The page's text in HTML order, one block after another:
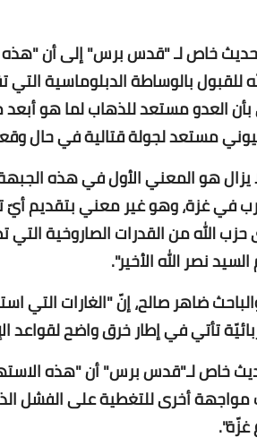
خاص لـ "قدس برس" إلى أن "هذه
للقبول بالوساطة الدبلوماسية
العدو مستعد للذهاب لما هو
مستعد لجولة قتالية في حال
يزال هو المعني الأول في هذه
في غزة، وهو غير معني بتقديم أيّ
الله من القدرات الصاروخية
نصر الله الأخير".
ضاهر صالح، إنّ "الغارات
تأتي في إطار خرق واضح لقواعد
خاص لـ"قدس برس" أن "هذه
مواجهة أخرى للتغطية على الفشل